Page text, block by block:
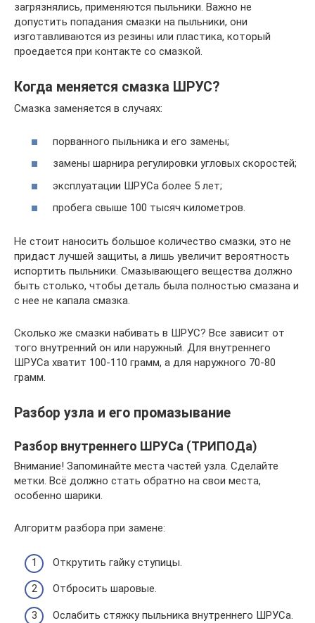
загрязнялись, применяются пыльники. Важно не
допустить попадания смазки на пыльники, они
изготавливаются из резины или пластика, который
проедается при контакте со смазкой.
Когда меняется смазка ШРУС?
Смазка заменяется в случаях:
порванного пыльника и его замены;
замены шарнира регулировки угловых скоростей;
эксплуатации ШРУСа более 5 лет;
пробега свыше 100 тысяч километров.
Не стоит наносить большое количество смазки, это не
придаст лучшей защиты, а лишь увеличит вероятность
испортить пыльники. Смазывающего вещества должно
быть столько, чтобы деталь была полностью смазана и
с нее не капала смазка.
Сколько же смазки набивать в ШРУС? Все зависит от
того внутренний он или наружный. Для внутреннего
ШРУСа хватит 100-110 грамм, а для наружного 70-80
грамм.
Разбор узла и его промазывание
Разбор внутреннего ШРУСа (ТРИПОДа)
Внимание! Запоминайте места частей узла. Сделайте
метки. Всё должно стать обратно на свои места,
особенно шарики.
Алгоритм разбора при замене:
Открутить гайку ступицы.
Отбросить шаровые.
Ослабить стяжку пыльника внутреннего ШРУСа.